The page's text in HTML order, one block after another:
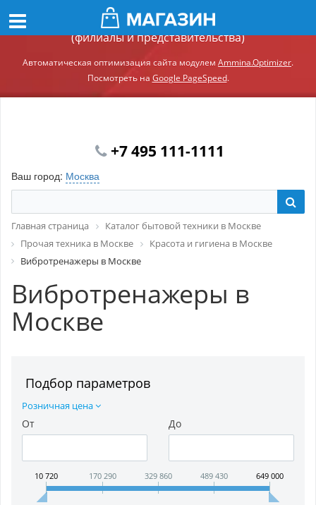
Демонстрационный сайт модуля Ammina.Регионы
(филиалы и представительства)
Автоматическая оптимизация сайта модулем Ammina.Optimizer.
Посмотреть на Google PageSpeed.
+7 495 111-1111
Ваш город: Москва
Главная страница
Каталог бытовой техники в Москве
Прочая техника в Москве
Красота и гигиена в Москве
Вибротренажеры в Москве
Вибротренажеры в
Москве
Подбор параметров
Розничная цена
От До
10 720 170 290 329 860 489 430 649 000